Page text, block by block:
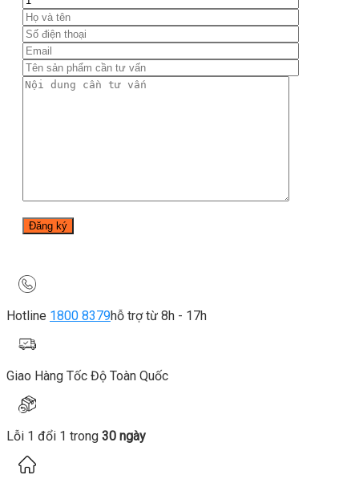
Hotline 1800 8379hỗ trợ từ 8h - 17h
Giao Hàng Tốc Độ Toàn Quốc
Lỗi 1 đổi 1 trong 30 ngày